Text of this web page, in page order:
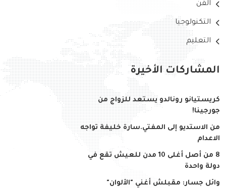
الفن
التكنولوجيا
التعليم
المشاركات الأخيرة
كريستيانو رونالدو يستعد للزواج من
جورجينا!
من الاستديو إلى المفتي.سارة خليفة تواجه
الاعدام
8 من أصل أغلى 10 مدن للعيش تقع في
دولة واحدة
وائل جسار: مقبلش أغني "الألوان"